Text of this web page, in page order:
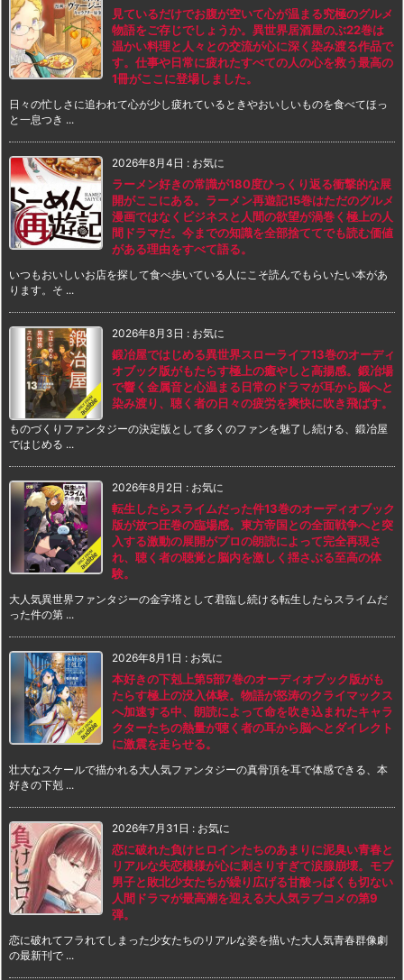
見ているだけでお腹が空いて心が温まる究極のグルメ
物語をご存じでしょうか。異世界居酒屋のぶ22巻は
温かい料理と人々との交流が心に深く染み渡る作品で
す。仕事や日常に疲れたすべての人の心を救う最高の
1冊がここに登場しました。
日々の忙しさに追われて心が少し疲れているときやおいしいものを食べてほっ
と一息つき ...
2026年8月4日 : お気に
ラーメン好きの常識が180度ひっくり返る衝撃的な展
開がここにある。ラーメン再遊記15巻はただのグルメ
漫画ではなくビジネスと人間の欲望が渦巻く極上の人
間ドラマだ。今までの知識を全部捨ててでも読む価値
がある理由をすべて語る。
いつもおいしいお店を探して食べ歩いている人にこそ読んでもらいたい本があ
ります。そ ...
2026年8月3日 : お気に
鍛冶屋ではじめる異世界スローライフ13巻のオーディ
オブック版がもたらす極上の癒やしと高揚感。鍛冶場
で響く金属音と心温まる日常のドラマが耳から脳へと
染み渡り、聴く者の日々の疲労を爽快に吹き飛ばす。
ものづくりファンタジーの決定版として多くのファンを魅了し続ける、鍛冶屋
ではじめる ...
2026年8月2日 : お気に
転生したらスライムだった件13巻のオーディオブック
版が放つ圧巻の臨場感。東方帝国との全面戦争へと突
入する激動の展開がプロの朗読によって完全再現さ
れ、聴く者の聴覚と脳内を激しく揺さぶる至高の体
験。
大人気異世界ファンタジーの金字塔として君臨し続ける転生したらスライムだ
った件の第 ...
2026年8月1日 : お気に
本好きの下剋上第5部7巻のオーディオブック版がも
たらす極上の没入体験。物語が怒涛のクライマックス
へ加速する中、朗読によって命を吹き込まれたキャラ
クターたちの熱量が聴く者の耳から脳へとダイレクト
に激震を走らせる。
壮大なスケールで描かれる大人気ファンタジーの真骨頂を耳で体感できる、本
好きの下剋 ...
2026年7月31日 : お気に
恋に破れた負けヒロインたちのあまりに泥臭い青春と
リアルな失恋模様が心に刺さりすぎて涙腺崩壊。モブ
男子と敗北少女たちが繰り広げる甘酸っぱくも切ない
人間ドラマが最高潮を迎える大人気ラブコメの第9
弾。
恋に破れてフラれてしまった少女たちのリアルな姿を描いた大人気青春群像劇
の最新刊で ...